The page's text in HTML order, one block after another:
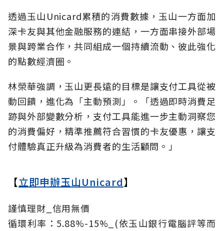
透過玉山Unicard累積的消費數據，玉山一方面加
深卡友與其他金融服務的連結，一方面串接外部場
景與跨業合作，共同組成一個持續流動、彼此強化
的點數經濟圈。
林榮華強調，玉山更長遠的目標是讓支付工具從被
動回饋，進化為「主動預測」。「透過即時消費足
跡與外部變數分析，支付工具能進一步主動洞察您
的消費偏好，精準推薦符合習慣的卡友優惠，讓支
付體驗真正升級為消費者的生活顧問。」
【立即申辦玉山Unicard】
謹慎理財_信用無價
循環利率：5.88%-15%_(依玉山銀行電腦評等而